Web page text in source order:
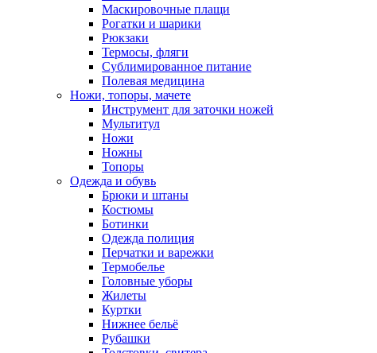
Маскировочные плащи
Рогатки и шарики
Рюкзаки
Термосы, фляги
Сублимированное питание
Полевая медицина
Ножи, топоры, мачете
Инструмент для заточки ножей
Мультитул
Ножи
Ножны
Топоры
Одежда и обувь
Брюки и штаны
Костюмы
Ботинки
Одежда полиция
Перчатки и варежки
Термобелье
Головные уборы
Жилеты
Куртки
Нижнее бельё
Рубашки